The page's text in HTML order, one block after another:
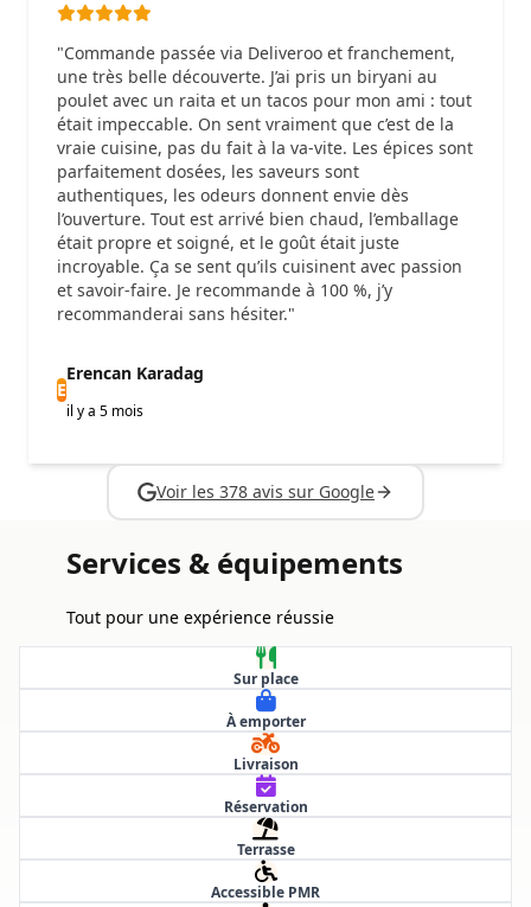
"Commande passée via Deliveroo et franchement,
une très belle découverte. J’ai pris un biryani au
poulet avec un raita et un tacos pour mon ami : tout
était impeccable. On sent vraiment que c’est de la
vraie cuisine, pas du fait à la va-vite. Les épices sont
parfaitement dosées, les saveurs sont
authentiques, les odeurs donnent envie dès
l’ouverture. Tout est arrivé bien chaud, l’emballage
était propre et soigné, et le goût était juste
incroyable. Ça se sent qu’ils cuisinent avec passion
et savoir-faire. Je recommande à 100 %, j’y
recommanderai sans hésiter."
E
Erencan Karadag
il y a 5 mois
Voir les 378 avis sur Google
Services & équipements
Tout pour une expérience réussie
Sur place
À emporter
Livraison
Réservation
Terrasse
Accessible PMR